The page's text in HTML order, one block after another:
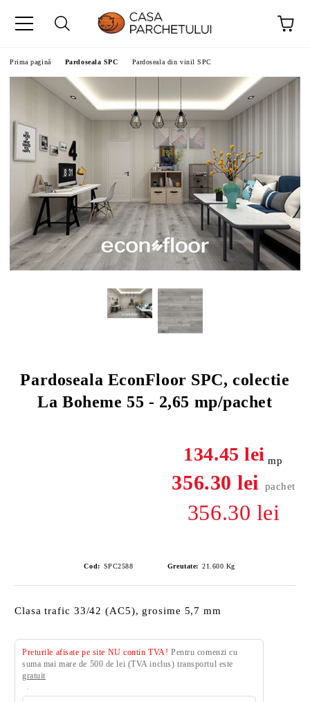
Prima pagină Pardoseala SPC Pardoseala din vinil SPC
Pardoseala EconFloor SPC, colectie
La Boheme 55 - 2,65 mp/pachet
134.45 lei mp
356.30 lei pachet
356.30 lei
Cod: SPC2588 Greutate: 21.600 Kg
Clasa trafic 33/42 (AC5), grosime 5,7 mm
Preturile afisate pe site NU contin TVA! Pentru comenzi cu
suma mai mare de 500 de lei (TVA inclus) transportul este
gratuit